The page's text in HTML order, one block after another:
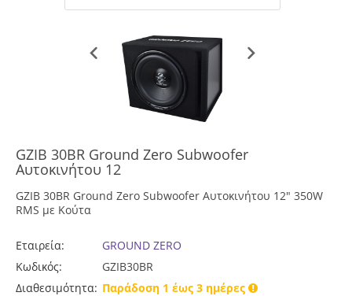
GZIB 30BR Ground Zero Subwoofer
Αυτοκινήτου 12
GZIB 30BR Ground Zero Subwoofer Αυτοκινήτου 12" 350W
RMS με Κούτα
Εταιρεία:
GROUND ZERO
Κωδικός:
GZIB30BR
Διαθεσιμότητα: Παράδοση 1 έως 3 ημέρες